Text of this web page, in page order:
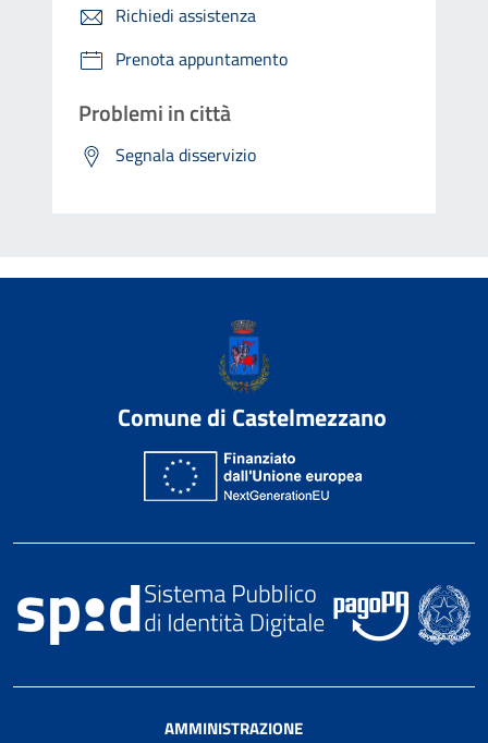
Richiedi assistenza
Prenota appuntamento
Problemi in città
Segnala disservizio
Comune di Castelmezzano
AMMINISTRAZIONE